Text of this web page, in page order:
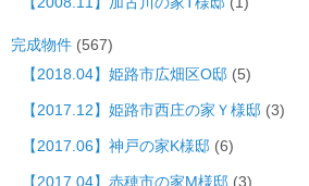
完成物件 (567)
【2018.04】姫路市広畑区O邸 (5)
【2017.12】姫路市西庄の家Ｙ様邸 (3)
【2017.06】神戸の家K様邸 (6)
【2017.04】赤穂市の家M様邸 (3)